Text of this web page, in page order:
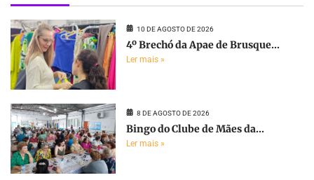
10 DE AGOSTO DE 2026
4º Brechó da Apae de Brusque...
Ler mais »
8 DE AGOSTO DE 2026
Bingo do Clube de Mães da...
Ler mais »